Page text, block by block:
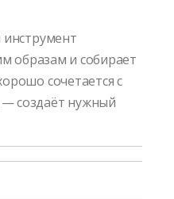
образам и собирает
сочетается с
создаёт нужный